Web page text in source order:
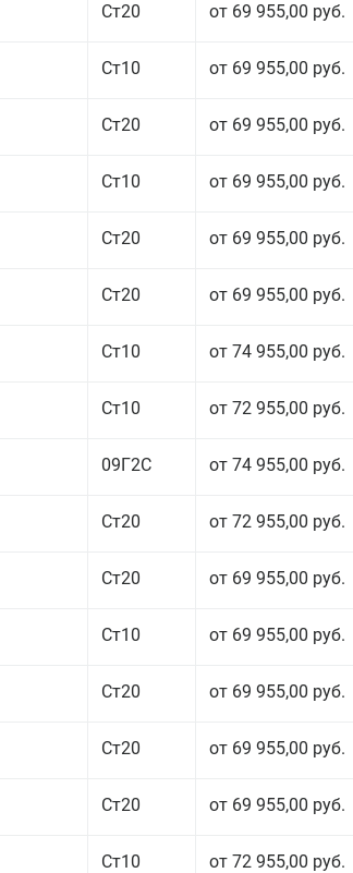
Ст20 от 69 955,00 руб.
Ст10 от 69 955,00 руб.
Ст20 от 69 955,00 руб.
Ст10 от 69 955,00 руб.
Ст20 от 69 955,00 руб.
Ст20 от 69 955,00 руб.
Ст10 от 74 955,00 руб.
Ст10 от 72 955,00 руб.
09Г2С от 74 955,00 руб.
Ст20 от 72 955,00 руб.
Ст20 от 69 955,00 руб.
Ст10 от 69 955,00 руб.
Ст20 от 69 955,00 руб.
Ст20 от 69 955,00 руб.
Ст20 от 69 955,00 руб.
Ст10 от 72 955,00 руб.